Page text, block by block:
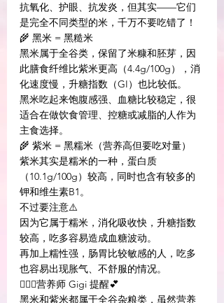
抗氧化、护眼、抗发炎，但其实——它们
是完全不同类型的米，千万不要吃错了！
🌾 黑米 = 黑糙米
黑米属于全谷类，保留了米糠和胚芽，因
此膳食纤维比紫米更高（4.4g/100g），消
化速度慢，升糖指数（GI）也比较低。
黑米吃起来饱腹感强、血糖比较稳定，很
适合在做饮食管理、控糖或减脂的人作为
主食选择。
🌾 紫米 = 黑糯米（营养高但要吃对量）
紫米其实是糯米的一种，蛋白质
（10.1g/100g）较高，同时也含有较多的
钾和维生素B1。
不过要注意⚠️
因为它属于糯米，消化吸收快，升糖指数
较高，吃多容易造成血糖波动。
再加上糯性强，肠胃比较敏感的人，吃多
也容易出现胀气、不舒服的情况。
👩🏻‍⚕️营养师 Gigi 提醒💕
黑米和紫米都属于全谷杂粮类，虽然营养